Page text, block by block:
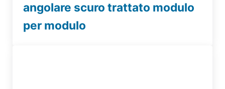
angolare scuro trattato modulo
per modulo